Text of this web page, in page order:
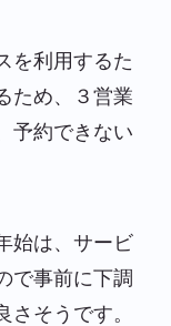
を利用するた
ため、３営業
予約できない
始は、サービ
で事前に下調
そうです。